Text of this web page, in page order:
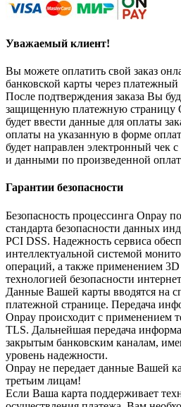
Уважаемый клиент!
Вы можете оплатить свой заказ
банковской карты через
После подтверждения заказа Вы
защищенную платежную страницу
будет ввести данные для оплаты
оплаты на указанную в форме
будет направлен электронный чек
и данными по произведенной
Гарантии безопасности
Безопасность процессинга Onpay
стандарта безопасности данных
PCI DSS. Надежность сервиса
интеллектуальной системой
операций, а также применением
технологией безопасности
Данные Вашей карты вводятся на
платежной странице. Передача
Onpay происходит с применением
TLS. Дальнейшая передача
закрытым банковским каналам,
уровень надежности.
Onpay не передает данные Вашей
третьим лицам!
Если Ваша карта поддерживает